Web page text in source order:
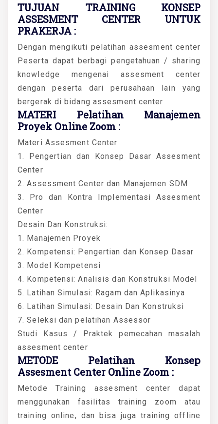
TUJUAN TRAINING KONSEP
ASSESMENT CENTER UNTUK
PRAKERJA :
Dengan mengikuti pelatihan assesment center
Peserta dapat berbagi pengetahuan / sharing
knowledge mengenai assesment center
dengan peserta dari perusahaan lain yang
bergerak di bidang assesment center
MATERI Pelatihan Manajemen
Proyek Online Zoom :
Materi Assesment Center
1. Pengertian dan Konsep Dasar Assesment
Center
2. Assessment Center dan Manajemen SDM
3. Pro dan Kontra Implementasi Assesment
Center
Desain Dan Konstruksi:
1. Manajemen Proyek
2. Kompetensi: Pengertian dan Konsep Dasar
3. Model Kompetensi
4. Kompetensi: Analisis dan Konstruksi Model
5. Latihan Simulasi: Ragam dan Aplikasinya
6. Latihan Simulasi: Desain Dan Konstruksi
7. Seleksi dan pelatihan Assessor
Studi Kasus / Praktek pemecahan masalah
assesment center
METODE Pelatihan Konsep
Assesment Center Online Zoom :
Metode Training assesment center dapat
menggunakan fasilitas training zoom atau
training online, dan bisa juga training offline